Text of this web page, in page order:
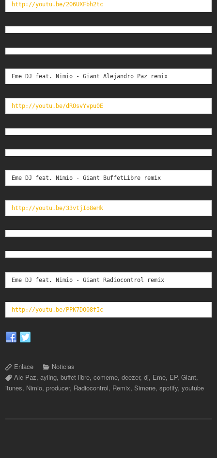
http://youtu.be/2O6UXFbh2tc
Eme DJ feat. Nimio - Giant Alejandro Paz remix
http://youtu.be/dROsvYvpu0E
Eme DJ feat. Nimio - Giant BuffetLibre remix
http://youtu.be/33vtjIo8eHk
Eme DJ feat. Nimio - Giant Radiocontrol remix
http://youtu.be/PPK7DO08fIc
Enlace
Noticias
Ale Paz,ayling,buffet libre,comeme,deezer,dj, Eme, EP,Giant,
itunes, Nimio,producer, Radiocontrol, Remix,Simøne,spotify,youtube